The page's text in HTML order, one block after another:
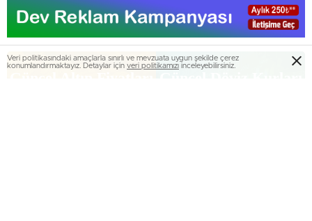
Veri politikasındaki amaçlarla sınırlı ve mevzuata uygun şekilde çerez
konumlandırmaktayız. Detaylar için veri politikamızı inceleyebilirsiniz.